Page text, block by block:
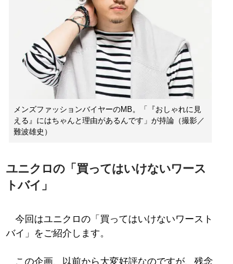
メンズファッションバイヤーのMB。「『おしゃれに見
える』にはちゃんと理由があるんです」が持論（撮影／
難波雄史）
ユニクロの「買ってはいけないワース
トバイ」
今回はユニクロの「買ってはいけないワースト
バイ」をご紹介します。
この企画、以前から大変好評なのですが、残念